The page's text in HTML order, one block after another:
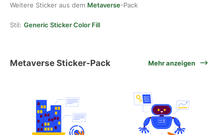
Weitere Sticker aus dem Metaverse-Pack
Stil: Generic Sticker Color Fill
Metaverse Sticker-Pack Mehr anzeigen